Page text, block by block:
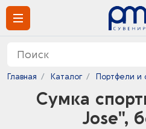
Главная Каталог Портфели и
Сумка
Jose",